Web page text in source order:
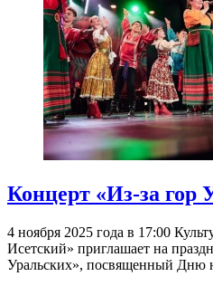
Концерт «Из-за гор
4 ноября 2025 года в 17:00
Исетский» приглашает на
Уральских», посвященный Дню